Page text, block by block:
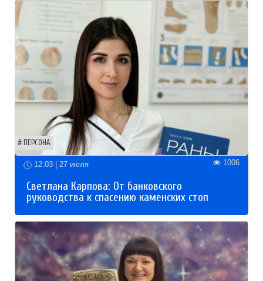
ПЕРСОНА
12:03 | 27 июля 1006
Светлана Карпова: От банковского
руководства к спасению каменских стоп